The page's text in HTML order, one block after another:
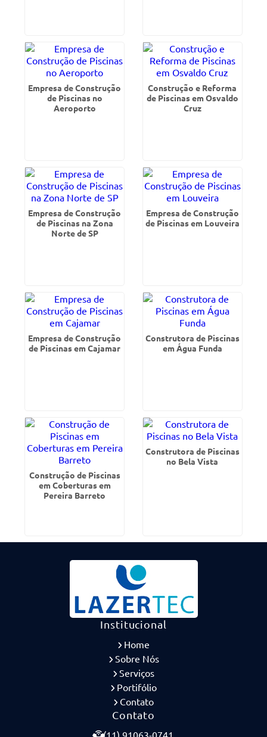
Empresa de Construção
de Piscinas no
Aeroporto
Construção e Reforma
de Piscinas em Osvaldo
Cruz
Empresa de Construção
de Piscinas na Zona
Norte de SP
Empresa de Construção
de Piscinas em Louveira
Empresa de Construção
de Piscinas em Cajamar
Construtora de Piscinas
em Água Funda
Construção de Piscinas
em Coberturas em
Pereira Barreto
Construtora de Piscinas
no Bela Vista
Institucional
Home
Sobre Nós
Serviços
Portifólio
Contato
Contato
(11) 91063-0741